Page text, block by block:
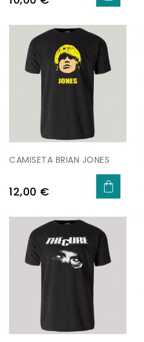
CAMISETA BRIAN JONES
Precio
12,00 €